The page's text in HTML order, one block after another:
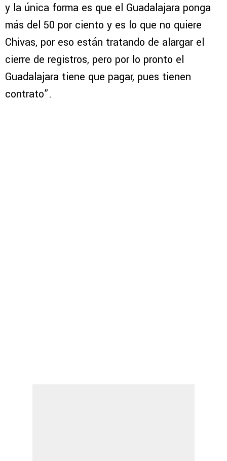
y la única forma es que el Guadalajara ponga
más del 50 por ciento y es lo que no quiere
Chivas, por eso están tratando de alargar el
cierre de registros, pero por lo pronto el
Guadalajara tiene que pagar, pues tienen
contrato”.